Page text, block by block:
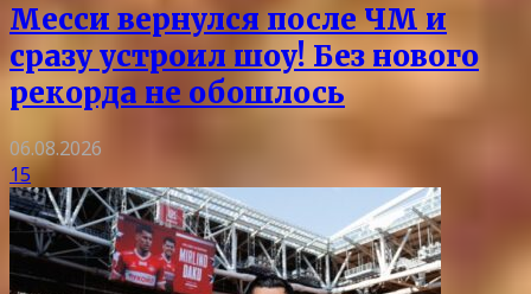
Месси вернулся после ЧМ и
сразу устроил шоу! Без нового
рекорда не обошлось
06.08.2026
15